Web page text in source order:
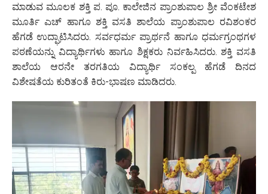
ಮಾಡುವ ಮೂಲಕ ಶಕ್ತಿ ಪ. ಪೂ. ಕಾಲೇಜಿನ ಪ್ರಾಂಶುಪಾಲ ಶ್ರೀ ವೆಂಕಟೇಶ
ಮೂರ್ತಿ ಎಚ್ ಹಾಗೂ ಶಕ್ತಿ ವಸತಿ ಶಾಲೆಯ ಪ್ರಾಂಶುಪಾಲ ರವಿಶಂಕರ
ಹೆಗಡೆ ಉದ್ಘಾಟಿಸಿದರು. ಸರ್ವಧರ್ಮ ಪ್ರಾರ್ಥನೆ ಹಾಗೂ ಧರ್ಮಗ್ರಂಥಗಳ
ಪಠಣೆಯನ್ನು ವಿದ್ಯಾರ್ಥಿಗಳು ಹಾಗೂ ಶಿಕ್ಷಕರು ನಿರ್ವಹಿಸಿದರು. ಶಕ್ತಿ ವಸತಿ
ಶಾಲೆಯ ಆರನೇ ತರಗತಿಯ ವಿದ್ಯಾರ್ಥಿ ಸಂಕಲ್ಪ ಹೆಗಡೆ ದಿನದ
ವಿಶೇಷತೆಯ ಕುರಿತಂತೆ ಕಿರು-ಭಾಷಣ ಮಾಡಿದರು.